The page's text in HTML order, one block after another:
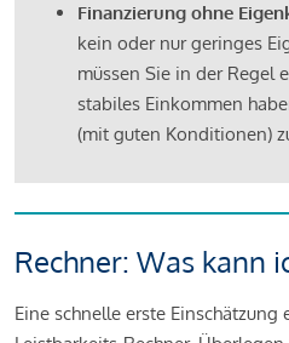
Finanzierung ohne
kein oder nur geringes
müssen Sie in der Regel
stabiles Einkommen
(mit guten Konditionen)
Rechner: Was kann
Eine schnelle erste